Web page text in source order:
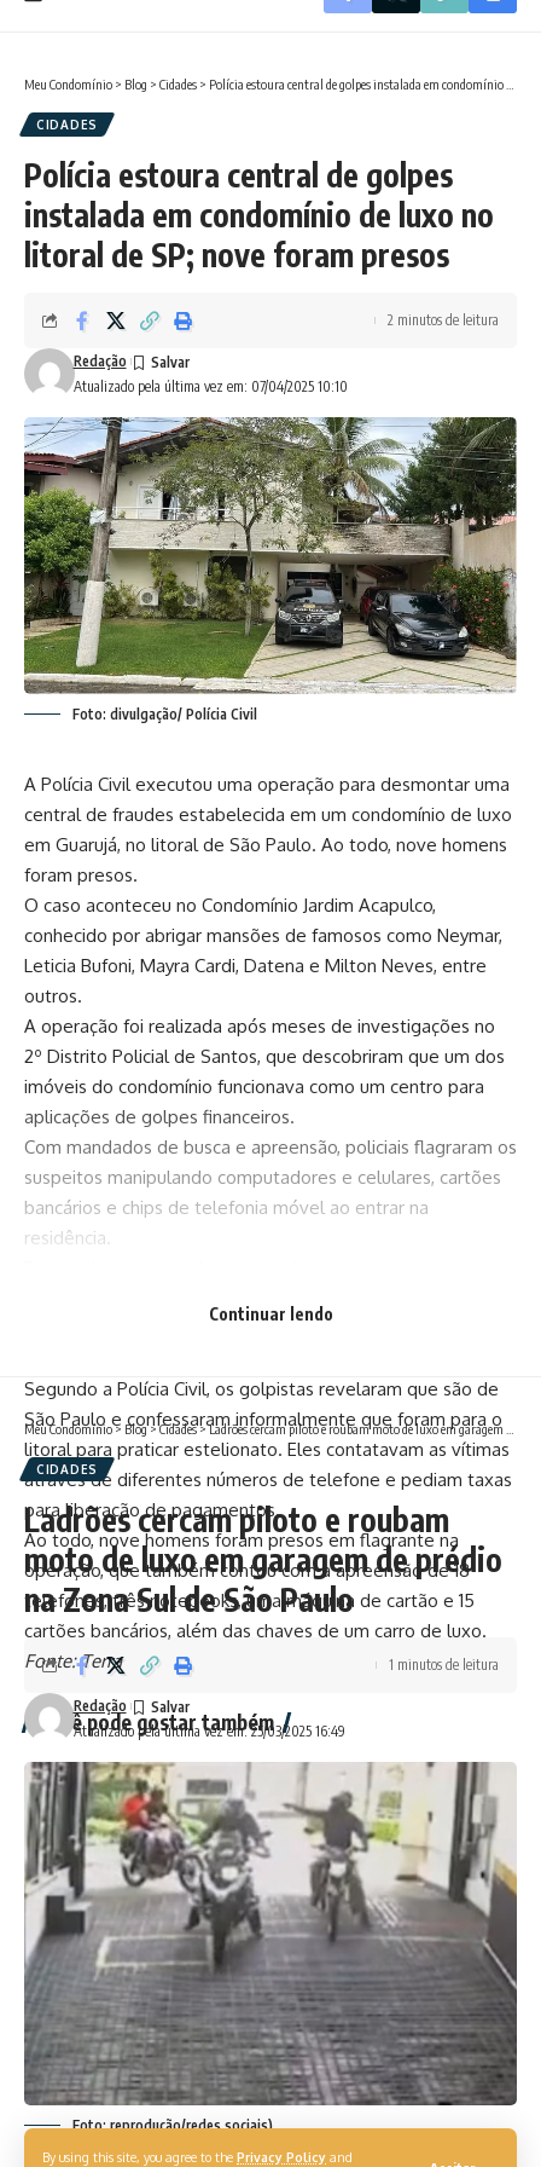
By using this site, you agree to the Privacy Policy and
Meu Condomínio > Blog > Cidades > Polícia estoura central de golpes instalada em condomínio de luxo no litoral de SP; nove foram presos
CIDADES
Polícia estoura central de golpes
instalada em condomínio de luxo no
litoral de SP; nove foram presos
Atualizado pela última vez em: 07/04/2025 10:10
Redação
2 minutos de leitura
Foto: divulgação/ Polícia Civil
A Polícia Civil executou uma operação para desmontar uma
central de fraudes estabelecida em um condomínio de luxo
em Guarujá, no litoral de São Paulo. Ao todo, nove homens
foram presos.
O caso aconteceu no Condomínio Jardim Acapulco,
conhecido por abrigar mansões de famosos como Neymar,
Leticia Bufoni, Mayra Cardi, Datena e Milton Neves, entre
outros.
A operação foi realizada após meses de investigações no
2º Distrito Policial de Santos, que descobriram que um dos
imóveis do condomínio funcionava como um centro para
aplicações de golpes financeiros.
Com mandados de busca e apreensão, policiais flagraram os
suspeitos manipulando computadores e celulares, cartões
bancários e chips de telefonia móvel ao entrar na
residência.
Segundo a Polícia Civil, os golpistas revelaram que são de
São Paulo e confessaram informalmente que foram para o
litoral para praticar estelionato. Eles contatavam as vítimas
através de diferentes números de telefone e pediam taxas
para liberação de pagamentos.
Ao todo, nove homens foram presos em flagrante na
operação, que também contou com a apreensão de 18
telefones, três notebooks, uma máquina de cartão e 15
cartões bancários, além das chaves de um carro de luxo.
Fonte: Terra
Você pode gostar também
Assembleia do DF aprova projeto que proíbe portaria
remota em condomínios maiores
Cariocas terão desconto de 7% para pagamento do IPTU
2025 em cota única
Inspeção Obrigatória de Gás: Naturgy Notifica Clientes
Ainda Sem Laudo em Condomínios e Unidades
SP: número de residências em prédios ultrapassa
residências em casas
Elevador despenca com 8 pessoas e deixa duas feridas
TAGS: destaque
Continuar lendo
Meu Condomínio> Blog>Cidades>Ladrões cercam piloto e roubam moto de luxo em garagem de prédio na Zona Sul de São Paulo
CIDADES
Ladrões cercam piloto e roubam
moto de luxo em garagem de prédio
na Zona Sul de São Paulo
Atualizado pela última vez em: 25/03/2025 16:49
Redação
1 minutos de leitura
Foto: reprodução/redes sociais)